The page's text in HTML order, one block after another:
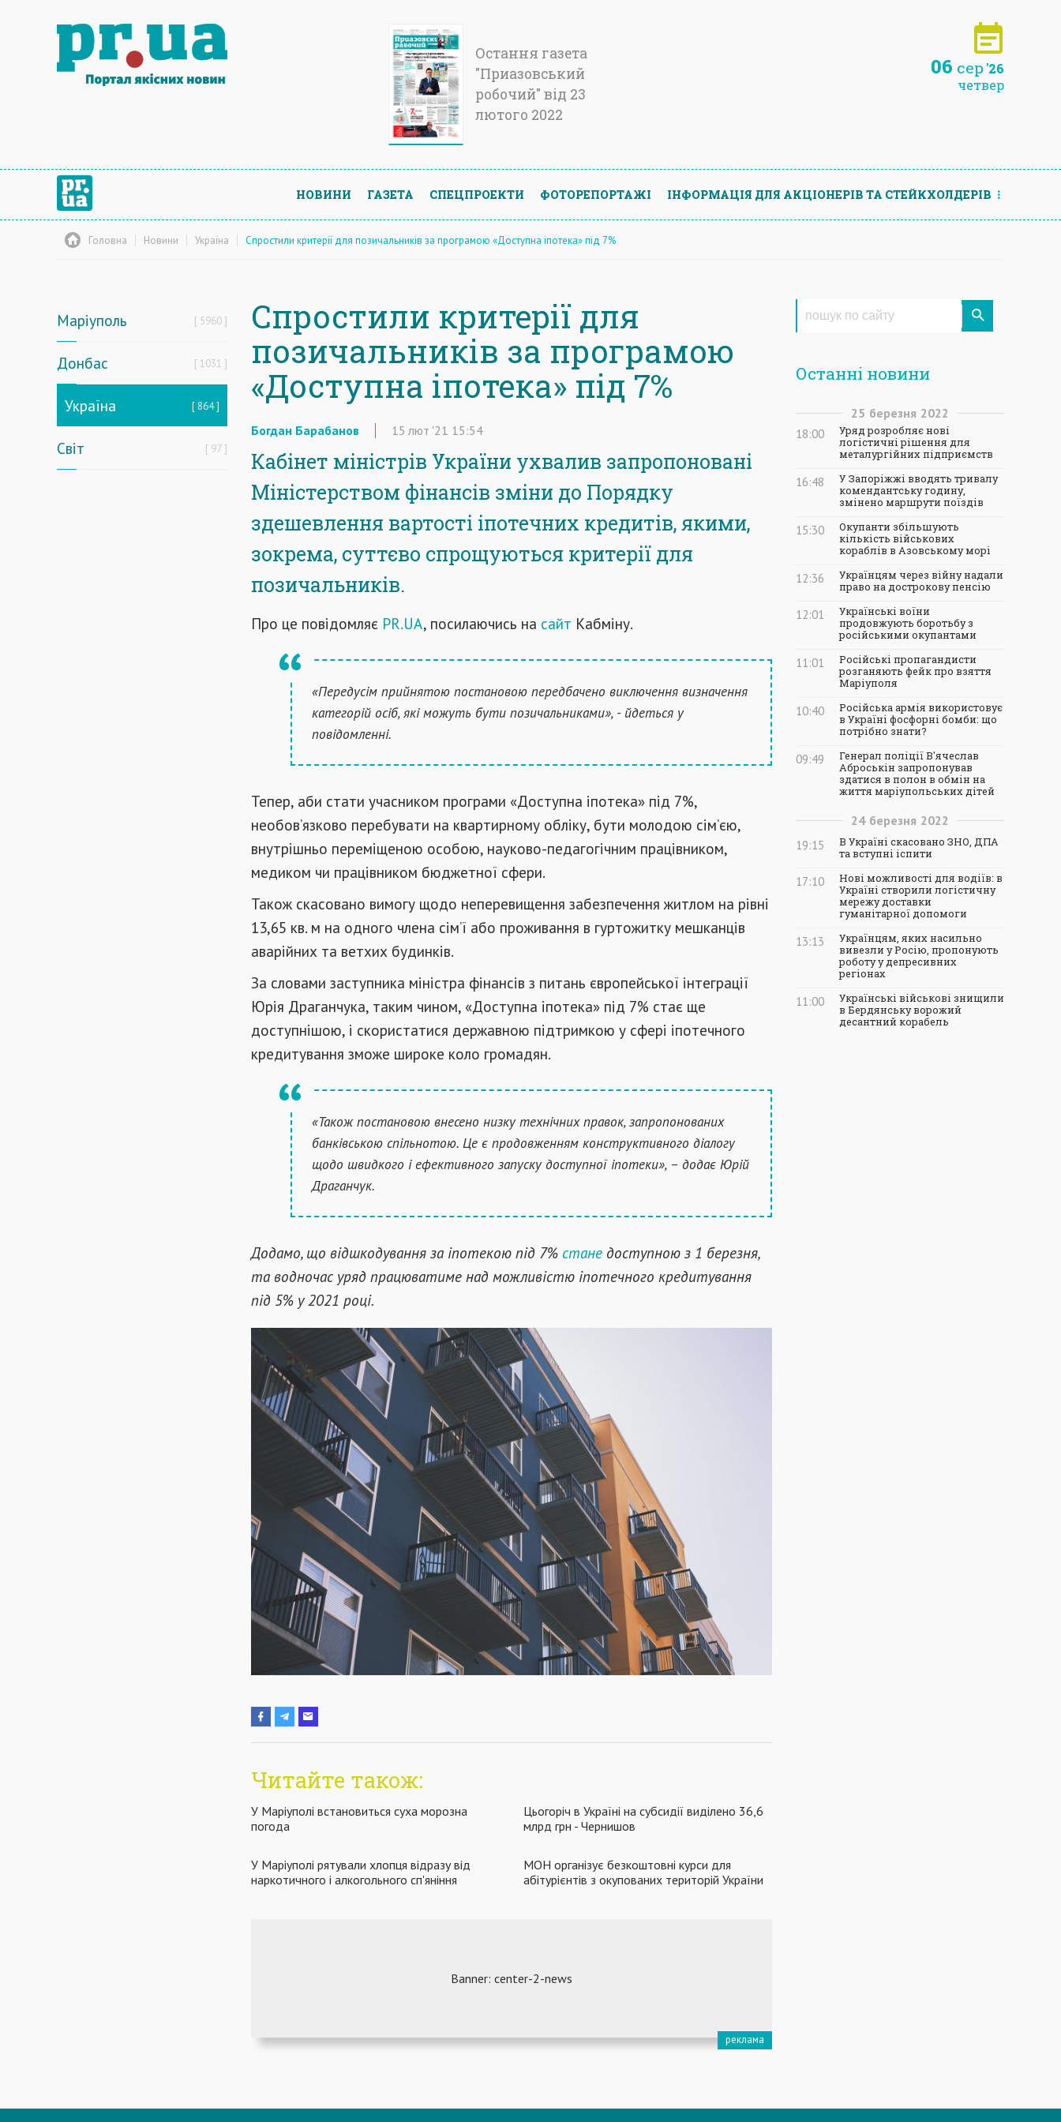
Остання газета
"Приазовський
робочий" від 23
лютого 2022
06 сер '26
четвер
НОВИНИ ГАЗЕТА СПЕЦПРОЕКТИ ФОТОРЕПОРТАЖІ ІНФОРМАЦIЯ ДЛЯ АКЦIОНЕРIВ ТА СТЕЙКХОЛДЕРIВ
Головна Новини Україна Спростили критерії для позичальників за програмою «Доступна іпотека» під 7%
Маріуполь 5960
Донбас 1031
Україна 864
Світ 97
Спростили критерії для
позичальників за програмою
«Доступна іпотека» під 7%
Богдан Барабанов 15 лют '21 15:54
Кабінет міністрів України ухвалив запропоновані
Міністерством фінансів зміни до Порядку
здешевлення вартості іпотечних кредитів, якими,
зокрема, суттєво спрощуються критерії для
позичальників.
Про це повідомляє PR.UA, посилаючись на сайт Кабміну.
«Передусім прийнятою постановою передбачено виключення визначення
категорій осіб, які можуть бути позичальниками», - йдеться у
повідомленні.
Тепер, аби стати учасником програми «Доступна іпотека» під 7%,
необов’язково перебувати на квартирному обліку, бути молодою сім’єю,
внутрішньо переміщеною особою, науково-педагогічним працівником,
медиком чи працівником бюджетної сфери.
Також скасовано вимогу щодо неперевищення забезпечення житлом на рівні
13,65 кв. м на одного члена сім’ї або проживання в гуртожитку мешканців
аварійних та ветхих будинків.
За словами заступника міністра фінансів з питань європейської інтеграції
Юрія Драганчука, таким чином, «Доступна іпотека» під 7% стає ще
доступнішою, і скористатися державною підтримкою у сфері іпотечного
кредитування зможе широке коло громадян.
«Також постановою внесено низку технічних правок, запропонованих
банківською спільнотою. Це є продовженням конструктивного діалогу
щодо швидкого і ефективного запуску доступної іпотеки», – додає Юрій
Драганчук.
Додамо, що відшкодування за іпотекою під 7% стане доступною з 1 березня,
та водночас уряд працюватиме над можливістю іпотечного кредитування
під 5% у 2021 році.
Читайте також:
У Маріуполі встановиться суха морозна
погода
Цьогоріч в Україні на субсидії виділено 36,6
млрд грн - Чернишов
У Маріуполі рятували хлопця відразу від
наркотичного і алкогольного сп'яніння
МОН організує безкоштовні курси для
абітурієнтів з окупованих територій України
Останні новини
25 березня 2022
18:00
Уряд розробляє нові
логістичні рішення для
металургійних підприємств
16:48
У Запоріжжі вводять тривалу
комендантську годину,
змінено маршрути поїздів
15:30
Окупанти збільшують
кількість військових
кораблів в Азовському морі
12:36
Українцям через війну надали
право на дострокову пенсію
12:01
Українські воїни
продовжують боротьбу з
російськими окупантами
11:01
Російські пропагандисти
розганяють фейк про взяття
Маріуполя
10:40
Російська армія використовує
в Україні фосфорні бомби: що
потрібно знати?
09:49
Генерал поліції В'ячеслав
Аброськін запропонував
здатися в полон в обмін на
життя маріупольських дітей
24 березня 2022
19:15
В Україні скасовано ЗНО, ДПА
та вступні іспити
17:10
Нові можливості для водіїв: в
Україні створили логістичну
мережу доставки
гуманітарної допомоги
13:13
Українцям, яких насильно
вивезли у Росію, пропонують
роботу у депресивних
регіонах
11:00
Українські військові знищили
в Бердянську ворожий
десантний корабель